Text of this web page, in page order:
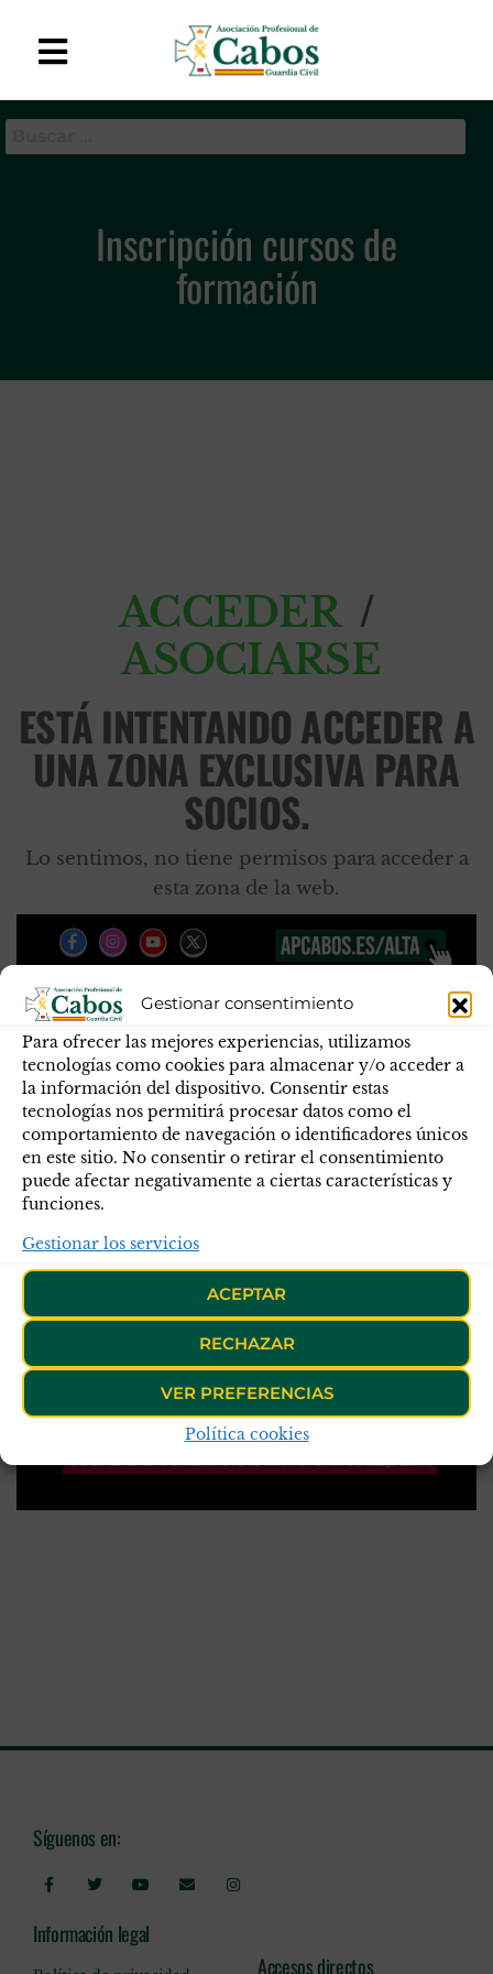
Gestionar consentimiento
Para ofrecer las mejores experiencias, utilizamos
tecnologías como cookies para almacenar y/o acceder a
la información del dispositivo. Consentir estas
tecnologías nos permitirá procesar datos como el
comportamiento de navegación o identificadores únicos
en este sitio. No consentir o retirar el consentimiento
puede afectar negativamente a ciertas características y
funciones.
Gestionar los servicios
ACEPTAR
RECHAZAR
VER PREFERENCIAS
Política cookies
APC-GC
de Cabos de la Guardia
Inscripción cursos de
formación
ACCEDER/
ASOCIARSE
ESTÁ INTENTANDO ACCEDER A
UNA ZONA EXCLUSIVA PARA
SOCIOS.
Lo sentimos, no tiene permisos para acceder a
esta zona de la web.
Síguenos en:
Información legal
Accesos directos